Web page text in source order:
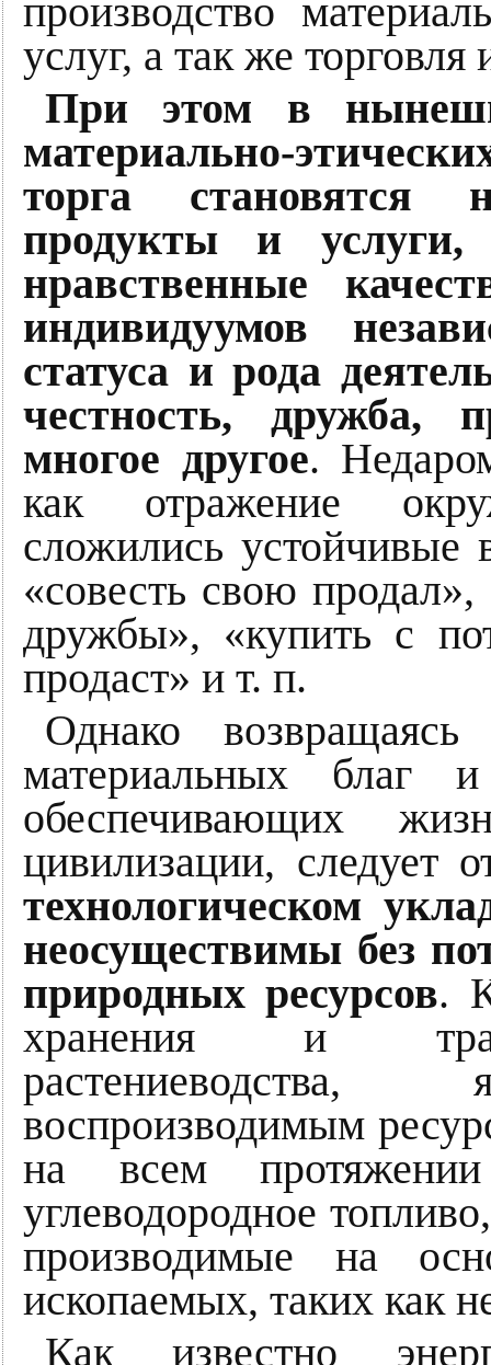
производство
услуг, а так же торговля
При этом в
материально-
торга становятся
продукты и
нравственные
индивидуумов
статуса и рода
честность, дружба,
многое другое.
как отражение
сложились устойчивые
«совесть свою
дружбы», «купить с
продаст» и т. п.
Однако
материальных благ
обеспечивающих
цивилизации, следует
технологическом
неосуществимы без
природных ресурсов.
хранения и
растениеводства,
воспроизводимым
на всем протяжении
углеводородное
производимые на
ископаемых, таких как
Как известно